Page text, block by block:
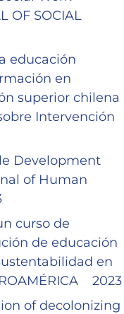
OF SOCIAL
educación
en
superior chilena
Intervención
Development
of Human
curso de
de educación
en
2023
of decolonizing